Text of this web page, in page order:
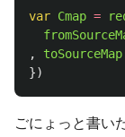
var Cmap =
,
toSourceMap
})
ごにょっと書い